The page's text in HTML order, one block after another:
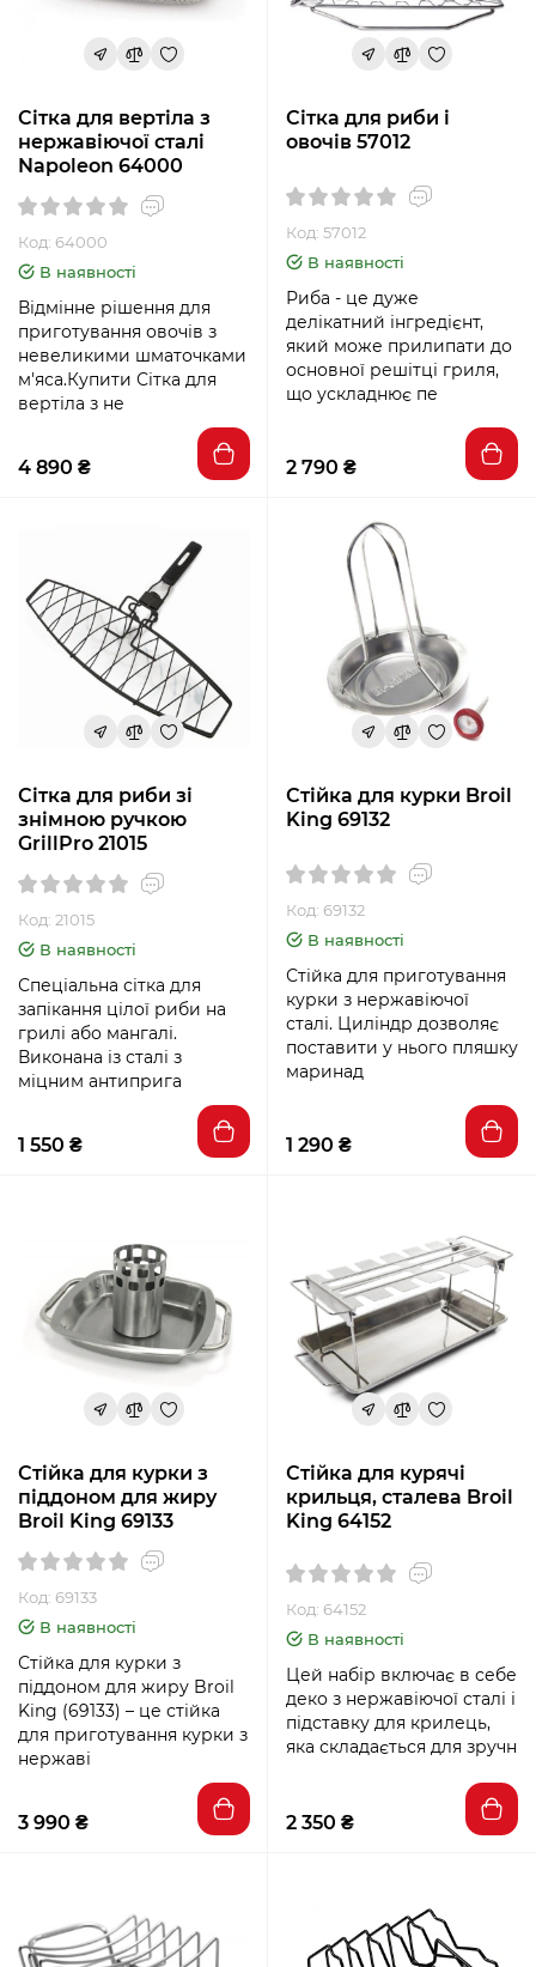
Сітка для вертіла з
нержавіючої сталі
Napoleon 64000
Код: 64000
В наявності
Відмінне рішення для
приготування овочів з
невеликими шматочками
м'яса.Купити Сітка для
вертіла з не
4 890 ₴
Сітка для риби і
овочів 57012
Код: 57012
В наявності
Риба - це дуже
делікатний інгредієнт,
який може прилипати до
основної решітці гриля,
що ускладнює пе
2 790 ₴
Сітка для риби зі
знімною ручкою
GrillPro 21015
Код: 21015
В наявності
Спеціальна сітка для
запікання цілої риби на
грилі або мангалі.
Виконана із сталі з
міцним антиприга
1 550 ₴
Стійка для курки Broil
King 69132
Код: 69132
В наявності
Стійка для приготування
курки з нержавіючої
сталі. Циліндр дозволяє
поставити у нього пляшку
маринад
1 290 ₴
Стійка для курки з
піддоном для жиру
Broil King 69133
Код: 69133
В наявності
Стійка для курки з
піддоном для жиру Broil
King (69133) – це стійка
для приготування курки з
нержаві
3 990 ₴
Стійка для курячі
крильця, сталева Broil
King 64152
Код: 64152
В наявності
Цей набір включає в себе
деко з нержавіючої сталі і
підставку для крилець,
яка складається для зручн
2 350 ₴